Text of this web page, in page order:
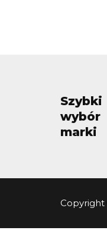
Szybki
wybór
marki
Copyright